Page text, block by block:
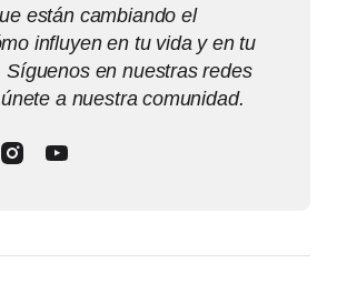
están cambiando el
influyen en tu vida y en tu
Síguenos en nuestras redes
a nuestra comunidad.